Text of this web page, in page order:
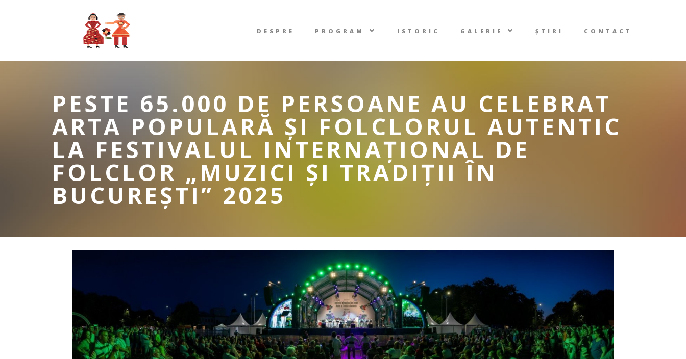
DESPRE PROGRAM ISTORIC GALERIE ȘTIRI CONTACT
PESTE 65.000 DE PERSOANE AU CELEBRAT
ARTA POPULARĂ ȘI FOLCLORUL AUTENTIC
LA FESTIVALUL INTERNAȚIONAL DE
FOLCLOR „MUZICI ȘI TRADIȚII ÎN
BUCUREȘTI” 2025